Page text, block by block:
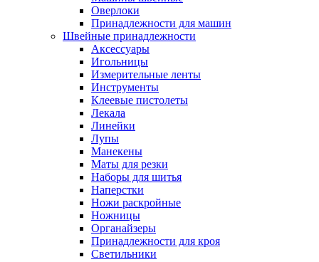
Оверлоки
Принадлежности для машин
Швейные принадлежности
Аксессуары
Игольницы
Измерительные ленты
Инструменты
Клеевые пистолеты
Лекала
Линейки
Лупы
Манекены
Маты для резки
Наборы для шитья
Наперстки
Ножи раскройные
Ножницы
Органайзеры
Принадлежности для кроя
Светильники